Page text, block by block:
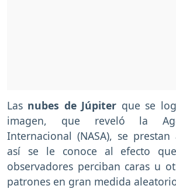
Las nubes de Júpiter que se
imagen, que reveló la
Internacional (NASA), se prestan
así se le conoce al efecto
observadores perciban caras u
patrones en gran medida